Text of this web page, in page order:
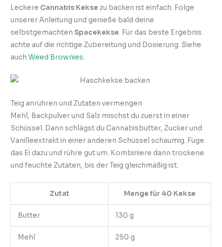
Leckere Cannabis Kekse zu backen ist einfach. Folge
unserer Anleitung und genieße bald deine
selbstgemachtenSpacekekse. Für das beste Ergebnis
achte auf die richtige Zubereitung und Dosierung. Siehe
auchWeed Brownies.
Teig anrühren und Zutaten vermengen
Mehl, Backpulver und Salz mischst du zuerst in einer
Schüssel. Dann schlägst du Cannabisbutter, Zucker und
Vanilleextrakt in einer anderen Schüssel schaumig. Füge
das Ei dazu und rühre gut um. Kombiniere dann trockene
und feuchte Zutaten, bis der Teig gleichmäßig ist.
Zutat Menge für 40 Kekse
Butter 130 g
Mehl 250 g